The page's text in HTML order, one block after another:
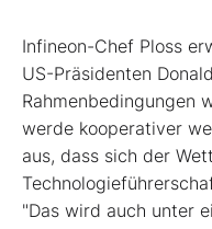
Infineon-Chef Ploss
US-Präsidenten
Rahmenbedingungen
werde kooperativer
aus, dass sich der
"Das wird auch unter